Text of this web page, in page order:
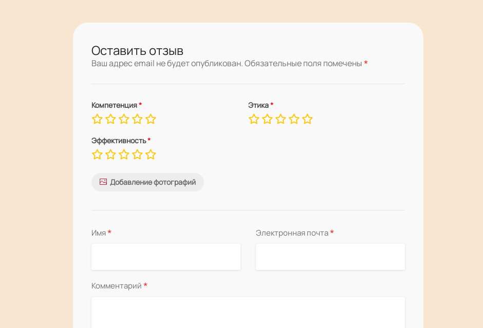
Оставить отзыв
Ваш адрес email не будет опубликован.Обязательные поля помечены*
Компетенция Этика
Эффективность
Добавление фотографий
Имя* Электронная почта*
Комментарий*